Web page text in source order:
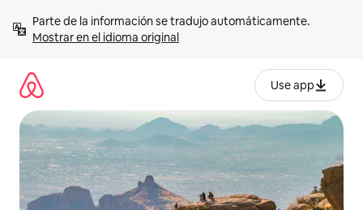
contenidoMostrar en el idioma original
Use app